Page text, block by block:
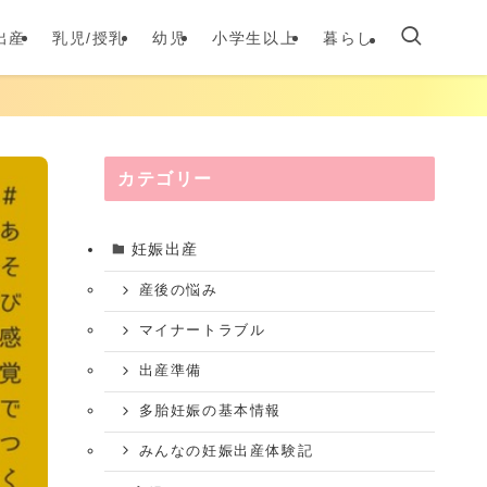
産 乳児/授乳 幼児 小学生以上 暮らし
カテゴリー
妊娠出産
産後の悩み
マイナートラブル
出産準備
多胎妊娠の基本情報
みんなの妊娠出産体験記